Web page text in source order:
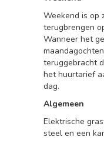
Weekend is op
terugbrengen
Wanneer het
teruggebracht
het huurtarief
dag.
Algemeen
Elektrische
steel en een